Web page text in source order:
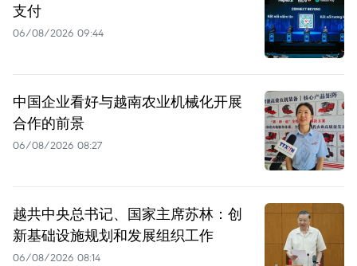
支付
06/08/2026 09:44
中国企业看好与越南农业机械化开展
合作的前景
06/08/2026 08:27
越共中央总书记、国家主席苏林：创
新基础设施规划和发展组织工作
06/08/2026 08:14